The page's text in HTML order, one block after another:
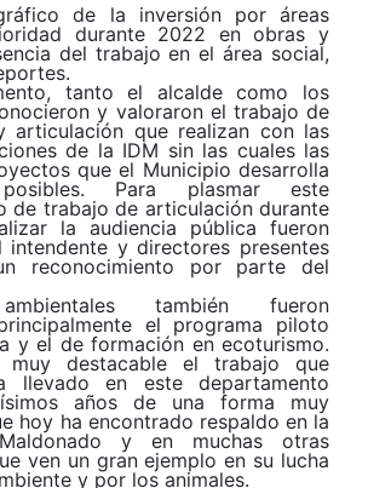
de la inversión por áreas
durante 2022 en obras y
del trabajo en el área social,
tanto el alcalde como los
y valoraron el trabajo de
articulación que realizan con las
de la IDM sin las cuales las
que el Municipio desarrolla
Para plasmar este
de trabajo de articulación durante
la audiencia pública fueron
intendente y directores presentes
reconocimiento por parte del
también fueron
el programa piloto
y el de formación en ecoturismo.
muy destacable el trabajo que
llevado en este departamento
años de una forma muy
hoy ha encontrado respaldo en la
y en muchas otras
ven un gran ejemplo en su lucha
y por los animales.